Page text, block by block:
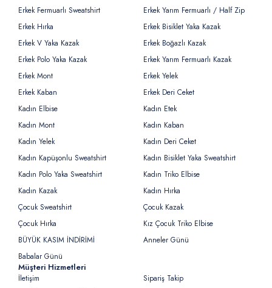
Erkek Fermuarlı Sweatshirt
Erkek Yarım Fermuarlı / Half Zip
Erkek Hırka
Erkek Bisiklet Yaka Kazak
Erkek V Yaka Kazak
Erkek Boğazlı Kazak
Erkek Polo Yaka Kazak
Erkek Yarım Fermuarlı Kazak
Erkek Mont
Erkek Yelek
Erkek Kaban
Erkek Deri Ceket
Kadın Elbise
Kadın Etek
Kadın Mont
Kadın Kaban
Kadın Yelek
Kadın Deri Ceket
Kadın Kapüşonlu Sweatshirt
Kadın Bisiklet Yaka Sweatshirt
Kadın Polo Yaka Sweatshirt
Kadın Triko Elbise
Kadın Kazak
Kadın Hırka
Çocuk Sweatshirt
Çocuk Kazak
Çocuk Hırka
Kız Çocuk Triko Elbise
BÜYÜK KASIM İNDİRİMİ
Anneler Günü
Babalar Günü
Müşteri Hizmetleri
İletişim
Sipariş Takip